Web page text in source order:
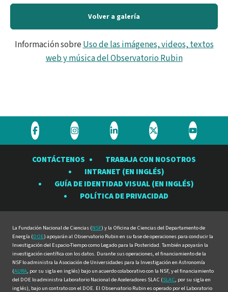
Volver a galería
Información sobreUso de las imágenes, videos, textos
web y música del Observatorio Rubin
Visite
Observatorio
Visite
Observatorio
Rubin
en
Visite
Observatorio
Rubin
en
Visite
Observatorio
Rubin
en
Visite
Rubin
en
CONTÁCTENOS
TRABAJA CON NOSOTROS
INTRANET (EN INGLÉS)
GUÍA DE IDENTIDAD VISUAL (EN INGLÉS)
POLÍTICA DE PRIVACIDAD
La Fundación Nacional de Ciencias (NSF) y la Oficina de Ciencias del Departamento de
Energía (DOE) apoyarán al Observatorio Rubin en su fase de operaciones para conducir la
Investigación del Espacio-Tiempo como Legado para la Posteridad. También apoyarán la
investigación científica con los datos. Durante sus operaciones, el financiamiento de la
NSF lo administra la Asociación de Universidades para la Investigación en Astronomía
(AURA, por su sigla en inglés) bajo un acuerdo colaborativo con la NSF, y el financiamiento
del DOE lo administra Laboratorio Nacional de Aceleradores SLAC (SLAC, por su sigla en
inglés), bajo un contrato con el DOE. El Observatorio Rubin es operado por el Laboratorio